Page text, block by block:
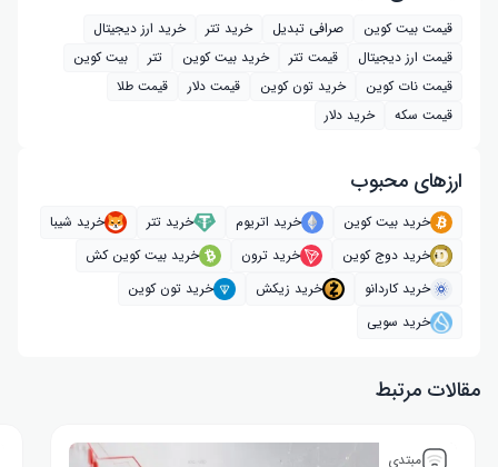
قیمت بیت کوین صرافی تبدیل خرید تتر
خرید ارز دیجیتال
قیمت ارز دیجیتال
قیمت تتر خرید بیت‌ کوین تتر
بیت کوین
قیمت نات کوین
خرید تون کوین قیمت دلار
قیمت طلا
قیمت سکه
خرید دلار
ارز‌های محبوب
خرید بیت کوین خرید اتریوم خرید تتر
خرید شیبا
خرید دوج کوین
خرید ترون
خرید بیت کوین کش
خرید کاردانو
خرید زیکش
خرید تون کوین
خرید سویی
مقالات مرتبط
مبتدی